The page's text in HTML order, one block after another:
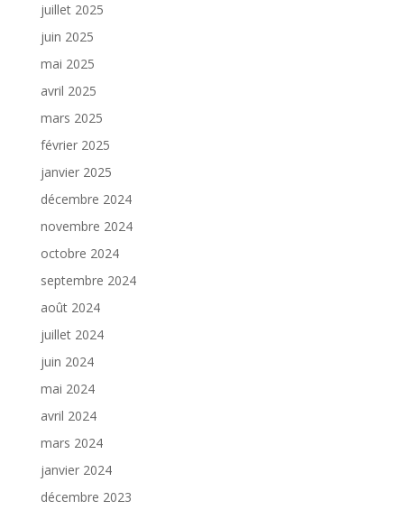
juillet 2025
juin 2025
mai 2025
avril 2025
mars 2025
février 2025
janvier 2025
décembre 2024
novembre 2024
octobre 2024
septembre 2024
août 2024
juillet 2024
juin 2024
mai 2024
avril 2024
mars 2024
janvier 2024
décembre 2023